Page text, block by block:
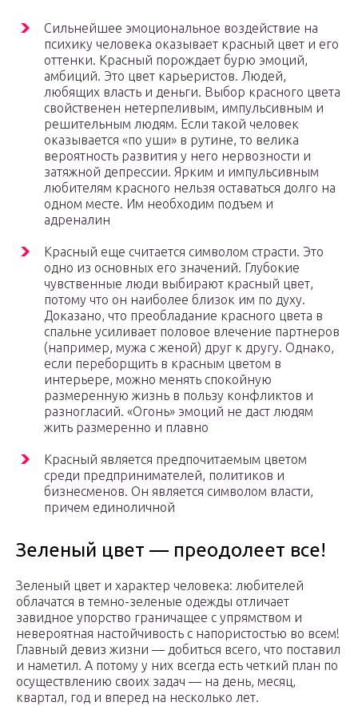
Сильнейшее эмоциональное воздействие на
психику человека оказывает красный цвет и его
оттенки. Красный порождает бурю эмоций,
амбиций. Это цвет карьеристов. Людей,
любящих власть и деньги. Выбор красного цвета
свойственен нетерпеливым, импульсивным и
решительным людям. Если такой человек
оказывается «по уши» в рутине, то велика
вероятность развития у него нервозности и
затяжной депрессии. Ярким и импульсивным
любителям красного нельзя оставаться долго на
одном месте. Им необходим подъем и
адреналин
Красный еще считается символом страсти. Это
одно из основных его значений. Глубокие
чувственные люди выбирают красный цвет,
потому что он наиболее близок им по духу.
Доказано, что преобладание красного цвета в
спальне усиливает половое влечение партнеров
(например, мужа с женой) друг к другу. Однако,
если переборщить в красным цветом в
интерьере, можно менять спокойную
размеренную жизнь в пользу конфликтов и
разногласий. «Огонь» эмоций не даст людям
жить размеренно и плавно
Красный является предпочитаемым цветом
среди предпринимателей, политиков и
бизнесменов. Он является символом власти,
причем единоличной
Зеленый цвет — преодолеет все!
Зеленый цвет и характер человека: любителей
облачатся в темно-зеленые одежды отличает
завидное упорство граничащее с упрямством и
невероятная настойчивость с напористостью во всем!
Главный девиз жизни — добиться всего, что поставил
и наметил. А потому у них всегда есть четкий план по
осуществлению своих задач — на день, месяц,
квартал, год и вперед на несколько лет.